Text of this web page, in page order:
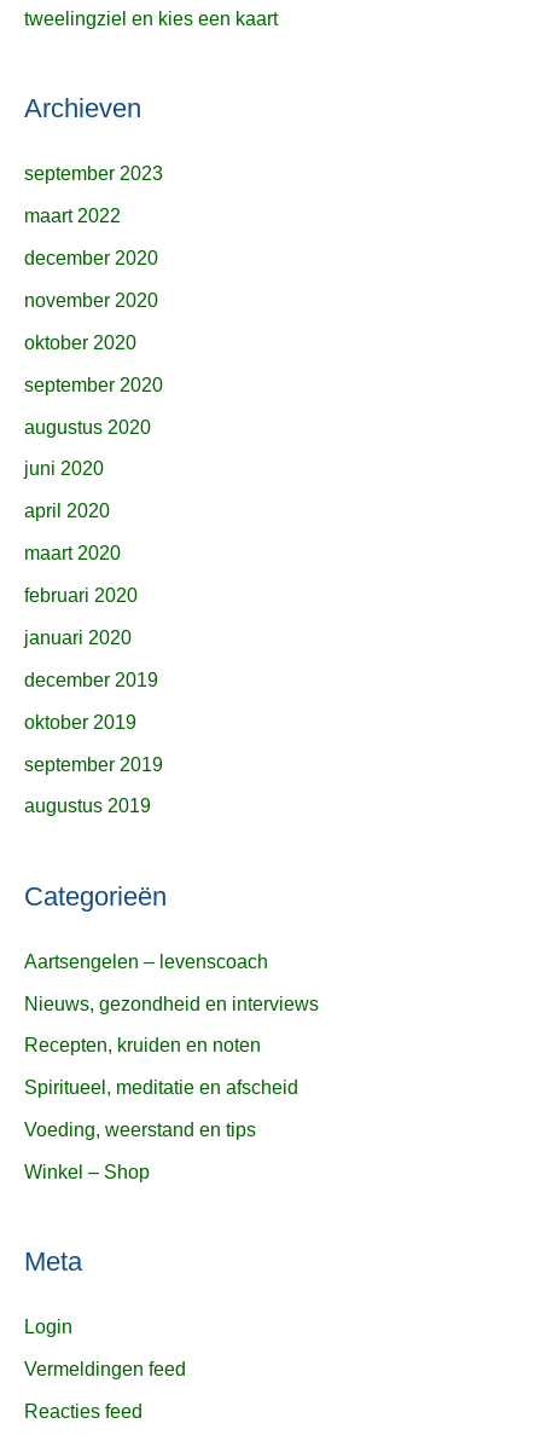
tweelingziel en kies een kaart
Archieven
september 2023
maart 2022
december 2020
november 2020
oktober 2020
september 2020
augustus 2020
juni 2020
april 2020
maart 2020
februari 2020
januari 2020
december 2019
oktober 2019
september 2019
augustus 2019
Categorieën
Aartsengelen – levenscoach
Nieuws, gezondheid en interviews
Recepten, kruiden en noten
Spiritueel, meditatie en afscheid
Voeding, weerstand en tips
Winkel – Shop
Meta
Login
Vermeldingen feed
Reacties feed